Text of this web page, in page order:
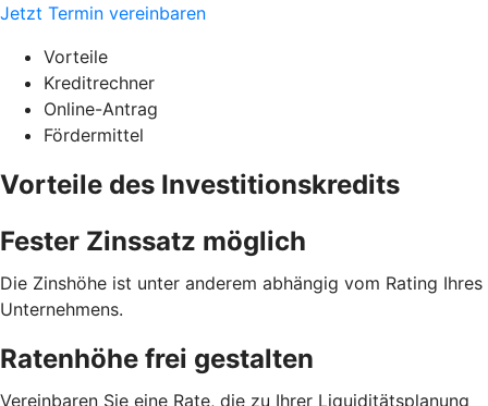
Jetzt Termin vereinbaren
Vorteile
Kreditrechner
Online-Antrag
Fördermittel
Vorteile des Investitionskredits
Fester Zinssatz möglich
Die Zinshöhe ist unter anderem abhängig vom Rating Ihres
Unternehmens.
Ratenhöhe frei gestalten
Vereinbaren Sie eine Rate, die zu Ihrer Liquiditätsplanung